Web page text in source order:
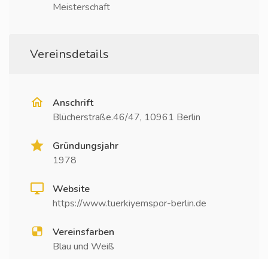
Meisterschaft
Vereinsdetails
Anschrift
Blücherstraße.46/47, 10961 Berlin
Gründungsjahr
1978
Website
https://www.tuerkiyemspor-berlin.de
Vereinsfarben
Blau und Weiß